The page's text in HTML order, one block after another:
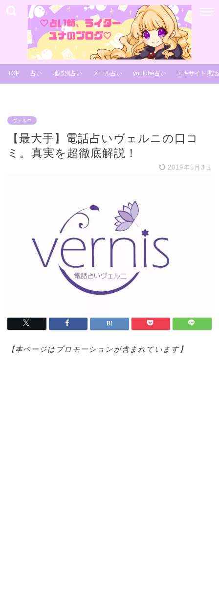
TOP 占い 地域別占い メール占い youtube占い エキサイト電
ヴェルニ
【最大手】電話占いヴェルニの口コ
ミ。真実を超徹底解説！
2019年5月3日
【本ページはプロモーションが含まれています】